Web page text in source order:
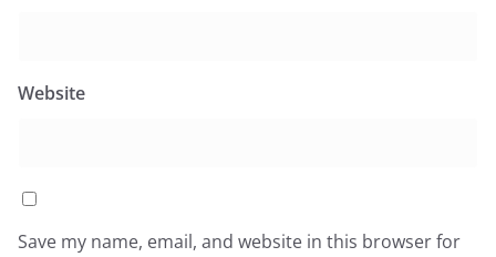
Website
Save my name, email, and website in this browser for